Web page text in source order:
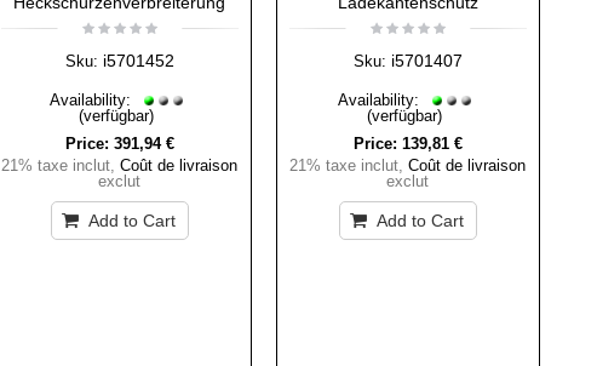
Sku: i5701452
Availability:
(verfügbar)
Price: 391,94 €
21% taxe inclut,Coût de livraison
exclut
Add to Cart
Sku: i5701407
Availability:
(verfügbar)
Price: 139,81 €
21% taxe inclut,Coût de livraison
exclut
Add to Cart